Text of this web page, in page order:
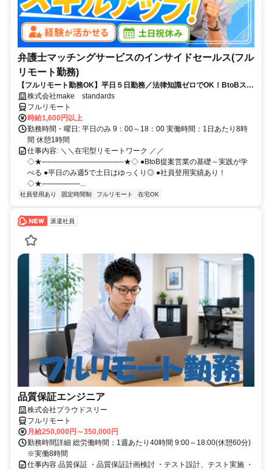
弁護士マッチングサービスのインサイドセールス(フル
リモート勤務)
【フルリモート勤務OK】平日５日勤務／法律知識ゼロでOK！BtoBスキ
ルが身につく営業職
株式会社make standards
フルリモート
時給1,600円以上
勤務時間・曜日: 平日のみ 9：00～18：00 実働時間：1日あたり8時
間 休憩1時間
仕事内容: ＼＼在宅型リモートワーク ／／
◇★───────────────★◇ ●BtoB提案営業の基礎～実践が学
べる ●平日のみ週5で土日はゆっくり◎ ●社員登用実績あり！
◇★───────...
社員登用あり 固定時間制 フルリモート 在宅OK
派遣社員
品質保証エンジニア
株式会社プラウドスリー
フルリモート
月給250,000円～350,000円
勤務時間詳細 総労働時間：1週あたり40時間 9:00～18:00(休憩60分)
※実働8時間
仕事内容 品質保証 ・品質保証計画検討 ・テスト設計、テスト実施 ・